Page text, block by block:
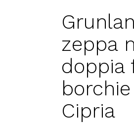
zeppa
doppia
Cipria